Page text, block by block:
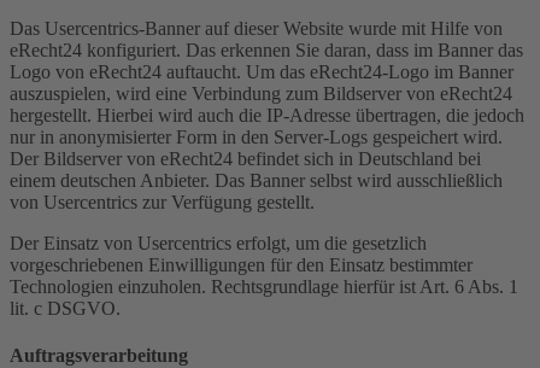
Das Usercentrics-Banner auf dieser Website wurde mit Hilfe von
eRecht24 konfiguriert. Das erkennen Sie daran, dass im Banner das
Logo von eRecht24 auftaucht. Um das eRecht24-Logo im Banner
auszuspielen, wird eine Verbindung zum Bildserver von eRecht24
hergestellt. Hierbei wird auch die IP-Adresse übertragen, die jedoch
nur in anonymisierter Form in den Server-Logs gespeichert wird.
Der Bildserver von eRecht24 befindet sich in Deutschland bei
einem deutschen Anbieter. Das Banner selbst wird ausschließlich
von Usercentrics zur Verfügung gestellt.
Der Einsatz von Usercentrics erfolgt, um die gesetzlich
vorgeschriebenen Einwilligungen für den Einsatz bestimmter
Technologien einzuholen. Rechtsgrundlage hierfür ist Art. 6 Abs. 1
lit. c DSGVO.
Auftragsverarbeitung